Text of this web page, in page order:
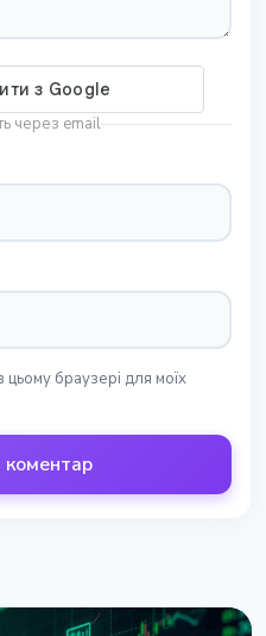
через email
цьому браузері для моїх